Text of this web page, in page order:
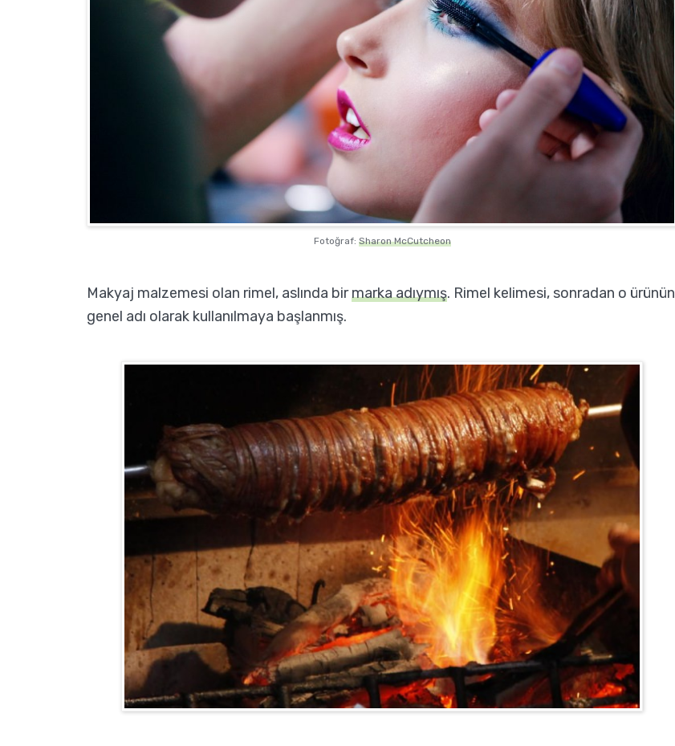
Fotoğraf: Sharon McCutcheon
Makyaj malzemesi olan rimel, aslında birmarka adıymış. Rimel kelimesi, sonradan o ürünün
genel adı olarak kullanılmaya başlanmış.